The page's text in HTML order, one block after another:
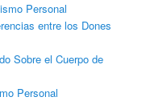
Personal
entre los Dones
Sobre el Cuerpo de
Personal